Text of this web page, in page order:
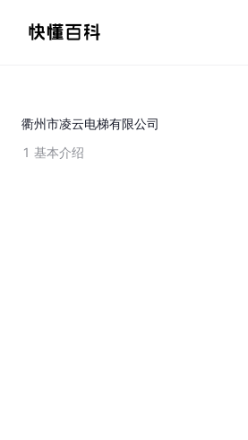
衢州市凌云电梯有限公司
1 基本介绍